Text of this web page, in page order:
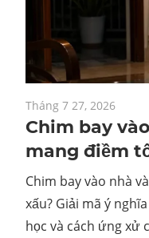
Tháng 7 27, 2026
Chim bay
mang điềm
Chim bay vào nhà
xấu? Giải mã ý
học và cách ứng xử